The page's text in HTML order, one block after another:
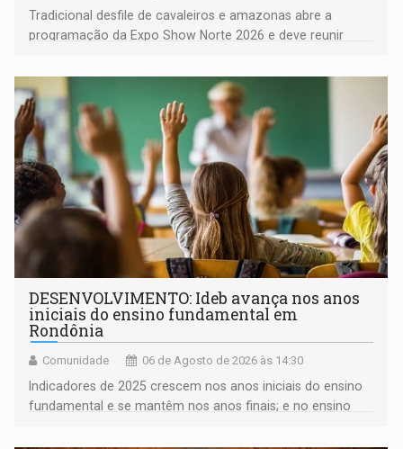
Tradicional desfile de cavaleiros e amazonas abre a
programação da Expo Show Norte 2026 e deve reunir
DESENVOLVIMENTO: Ideb avança nos anos
iniciais do ensino fundamental em
Rondônia
Comunidade 06 de Agosto de 2026 às 14:30
Indicadores de 2025 crescem nos anos iniciais do ensino
fundamental e se mantêm nos anos finais; e no ensino